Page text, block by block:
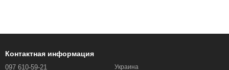
Контактная информация
097 610-59-21 Украина